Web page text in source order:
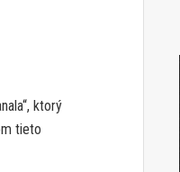
ktorý
tieto